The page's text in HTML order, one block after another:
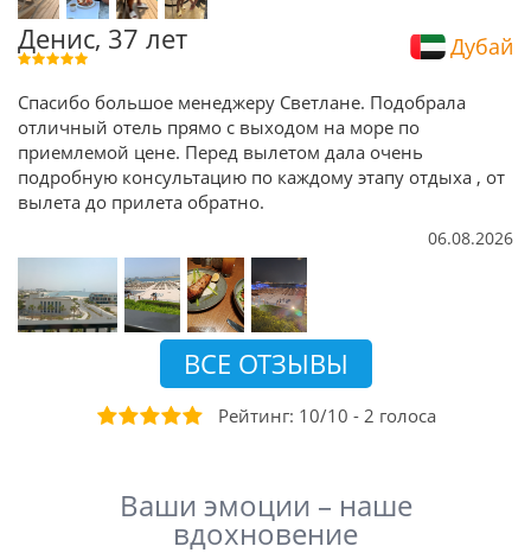
Денис, 37 лет Дубай
Спасибо большое менеджеру Светлане. Подобрала
отличный отель прямо с выходом на море по
приемлемой цене. Перед вылетом дала очень
подробную консультацию по каждому этапу отдыха , от
вылета до прилета обратно.
06.08.2026
ВСЕ ОТЗЫВЫ
Рейтинг: 10/10 - 2 голоса
Ваши эмоции – наше
вдохновение